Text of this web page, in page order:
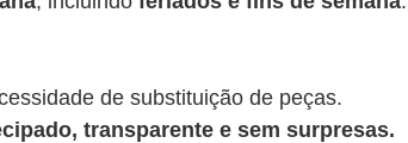
de substituição de peças.
transparente e sem surpresas.